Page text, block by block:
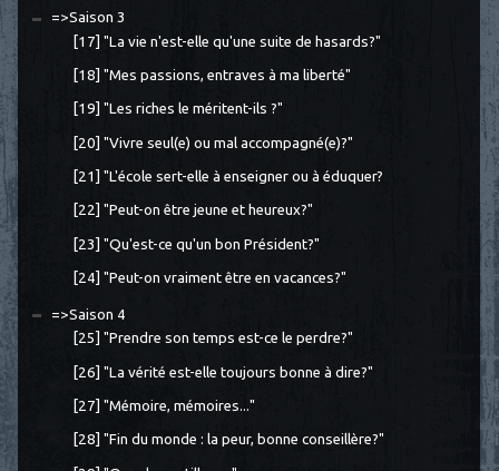
=>Saison 3
[17] "La vie n'est-elle qu'une suite de hasards?"
[18] "Mes passions, entraves à ma liberté"
[19] "Les riches le méritent-ils ?"
[20] "Vivre seul(e) ou mal accompagné(e)?"
[21] "L'école sert-elle à enseigner ou à éduquer?
[22] "Peut-on être jeune et heureux?"
[23] "Qu'est-ce qu'un bon Président?"
[24] "Peut-on vraiment être en vacances?"
=>Saison 4
[25] "Prendre son temps est-ce le perdre?"
[26] "La vérité est-elle toujours bonne à dire?"
[27] "Mémoire, mémoires..."
[28] "Fin du monde : la peur, bonne conseillère?"